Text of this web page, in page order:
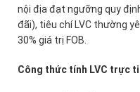
nội địa đạt ngưỡng quy
đãi), tiêu chí LVC thường
30% giá trị FOB.
Công thức tính LVC trực